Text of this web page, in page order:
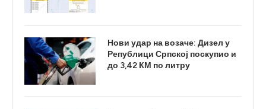
Нови удар на возаче: Дизел у
Републици Српској поскупио и
до 3,42 КМ по литру